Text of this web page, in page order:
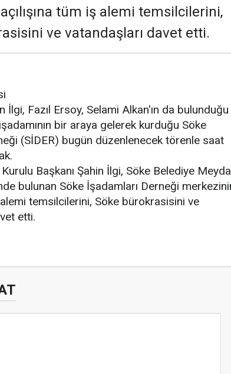
tüm iş alemi temsilcilerini,
ve vatandaşları davet etti.
İlgi, Fazıl Ersoy, Selami Alkan'ın da bulunduğu
bir araya gelerek kurduğu Söke
(SİDER) bugün düzenlenecek törenle saat
Başkanı Şahin İlgi, Söke Belediye
bulunan Söke İşadamları Derneği
alemi temsilcilerini, Söke bürokrasisini ve
etti.